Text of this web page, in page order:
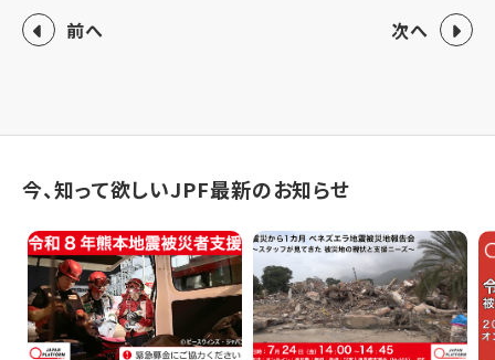
前へ 次へ
今、知って欲しいJPF最新のお知らせ